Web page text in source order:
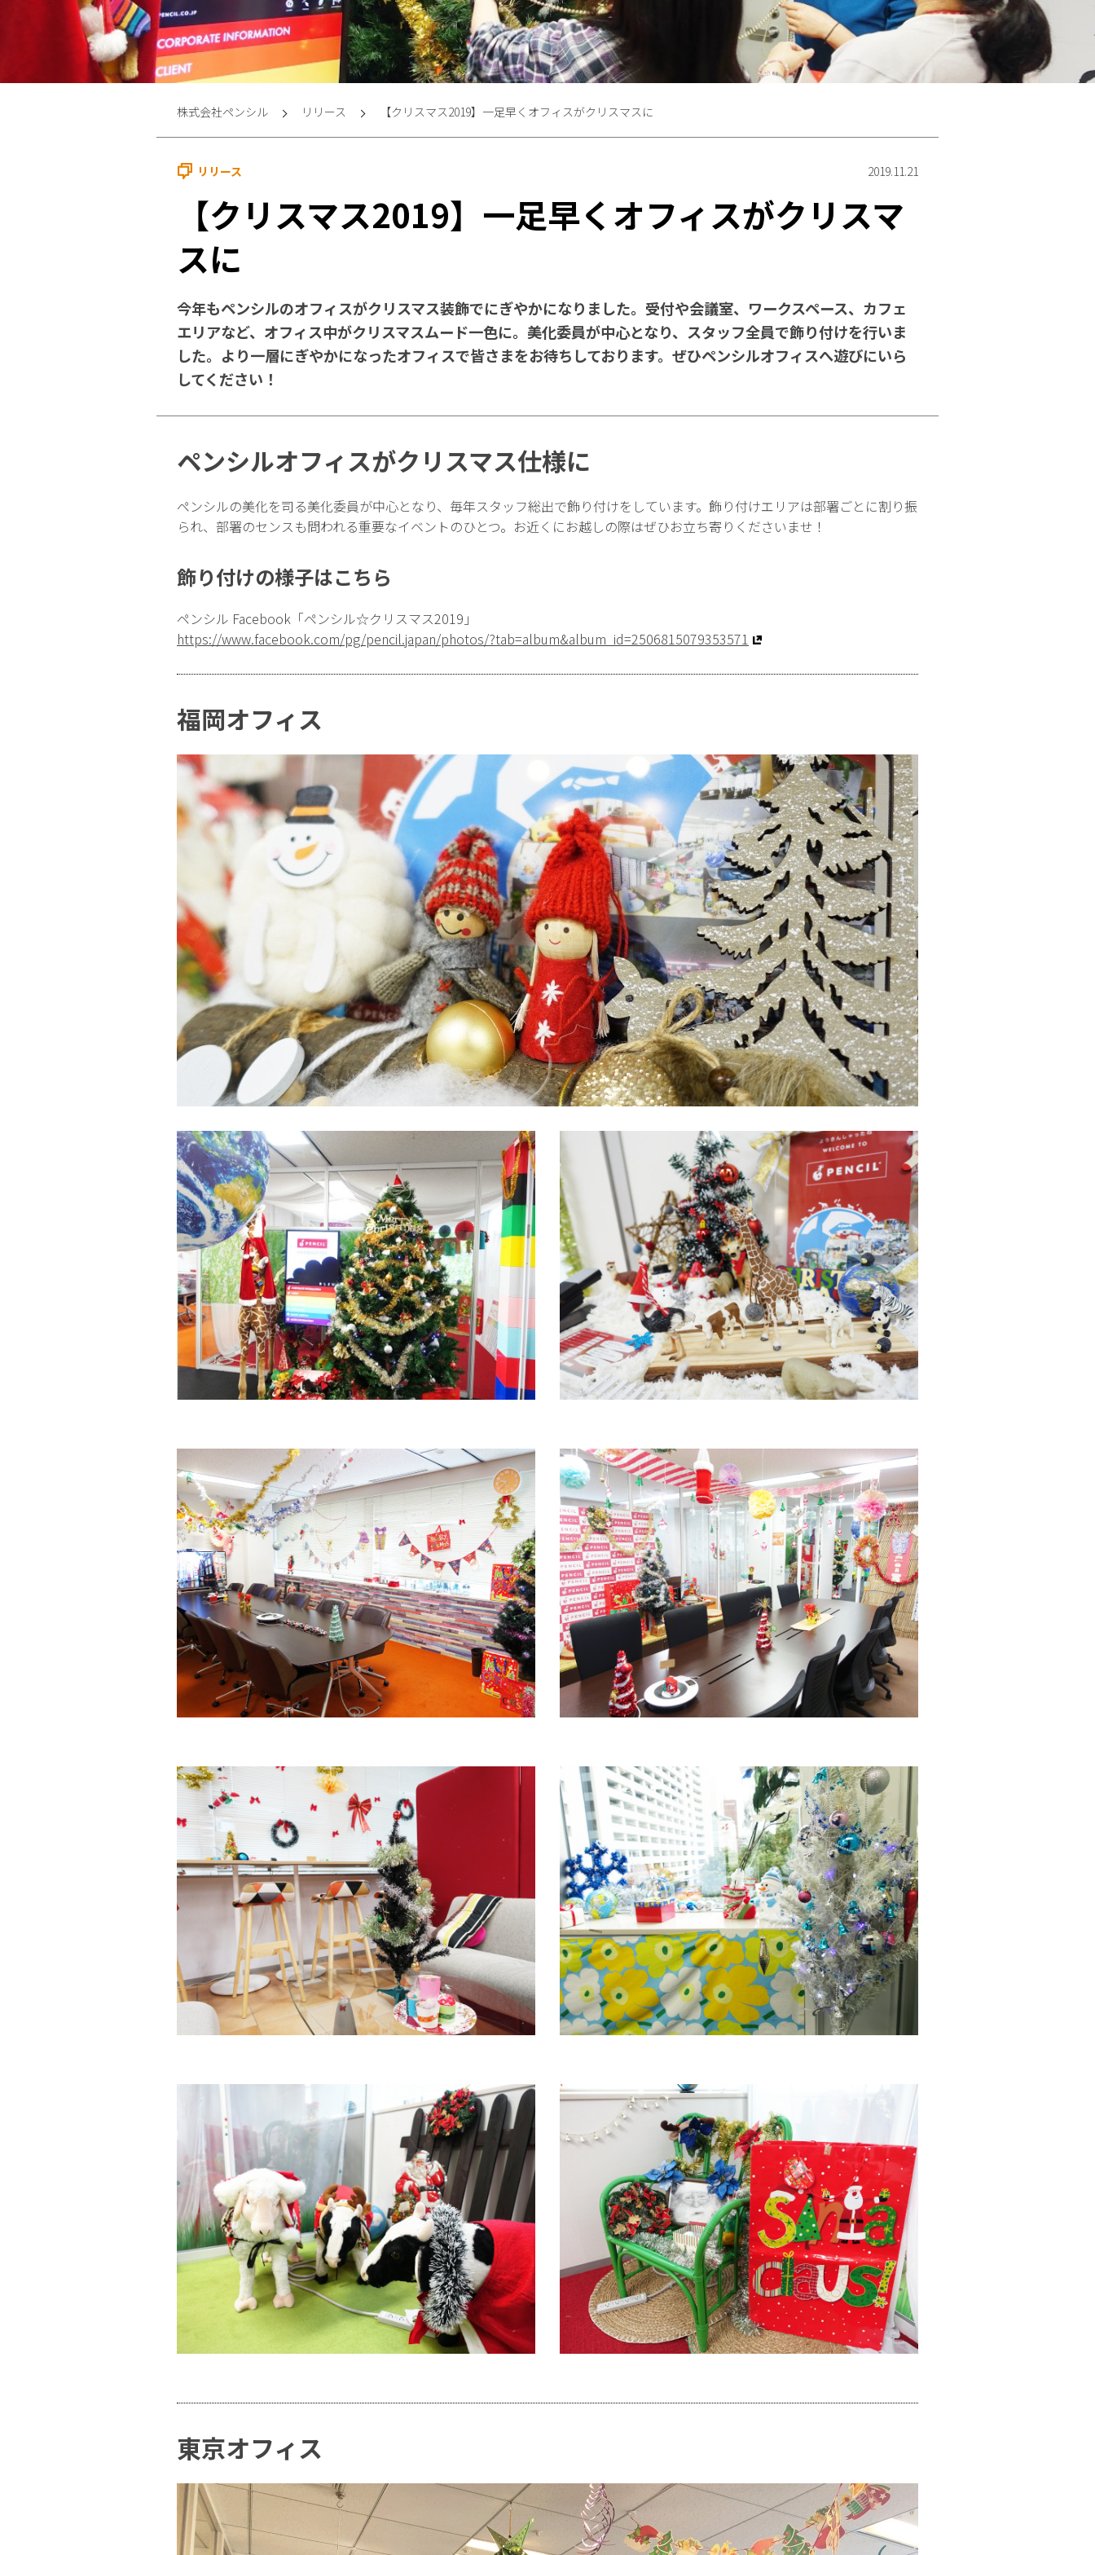
株式会社ペンシル リリース 【クリスマス2019】一足早くオフィスがクリスマスに
リリース 2019.11.21
【クリスマス2019】一足早くオフィスがクリスマ
スに
今年もペンシルのオフィスがクリスマス装飾でにぎやかになりました。受付や会議室、ワークスペース、カフェ
エリアなど、オフィス中がクリスマスムード一色に。美化委員が中心となり、スタッフ全員で飾り付けを行いま
した。より一層にぎやかになったオフィスで皆さまをお待ちしております。ぜひペンシルオフィスへ遊びにいら
してください！
ペンシルオフィスがクリスマス仕様に
ペンシルの美化を司る美化委員が中心となり、毎年スタッフ総出で飾り付けをしています。飾り付けエリアは部署ごとに割り振
られ、部署のセンスも問われる重要なイベントのひとつ。お近くにお越しの際はぜひお立ち寄りくださいませ！
飾り付けの様子はこちら
ペンシル Facebook「ペンシル☆クリスマス2019」
https://www.facebook.com/pg/pencil.japan/photos/?tab=album&album_id=2506815079353571
福岡オフィス
東京オフィス